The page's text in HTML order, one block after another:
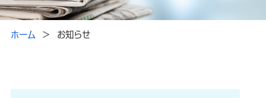
ホーム お知らせ